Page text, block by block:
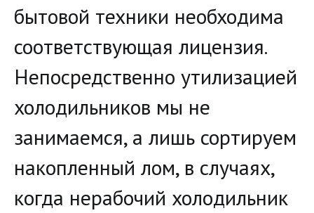
бытовой техники необходима
соответствующая лицензия.
Непосредственно утилизацией
холодильников мы не
занимаемся, а лишь сортируем
накопленный лом, в случаях,
когда нерабочий холодильник